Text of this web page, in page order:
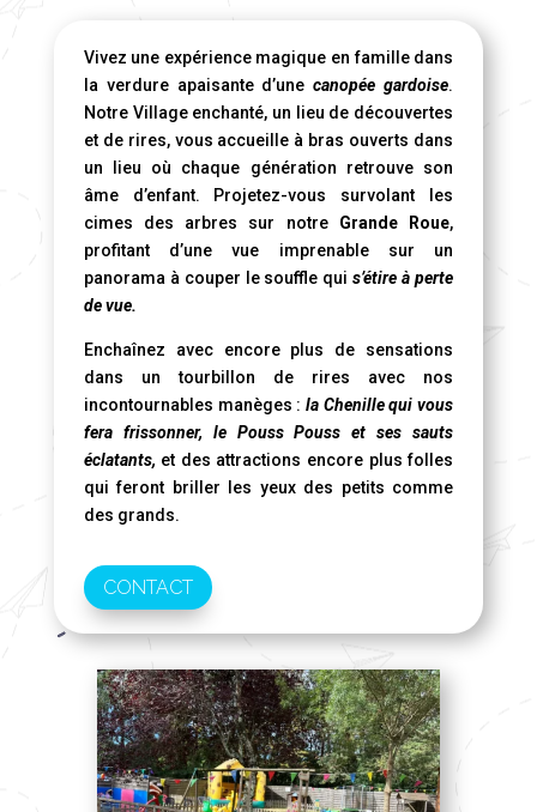
Vivez une expérience magique en famille dans
la verdure apaisante d’unecanopée gardoise.
Notre Village enchanté, un lieu de découvertes
et de rires, vous accueille à bras ouverts dans
un lieu où chaque génération retrouve son
âme d’enfant. Projetez-vous survolant les
cimes des arbres sur notre Grande Roue,
profitant d’une vue imprenable sur un
panorama à couper le souffle quis’étire à perte
de vue.
Enchaînez avec encore plus de sensations
dans un tourbillon de rires avec nos
incontournables manèges : la Chenille qui vous
fera frissonner, le Pouss Pouss et ses sauts
éclatants, et des attractions encore plus folles
qui feront briller les yeux des petits comme
des grands.
CONTACT